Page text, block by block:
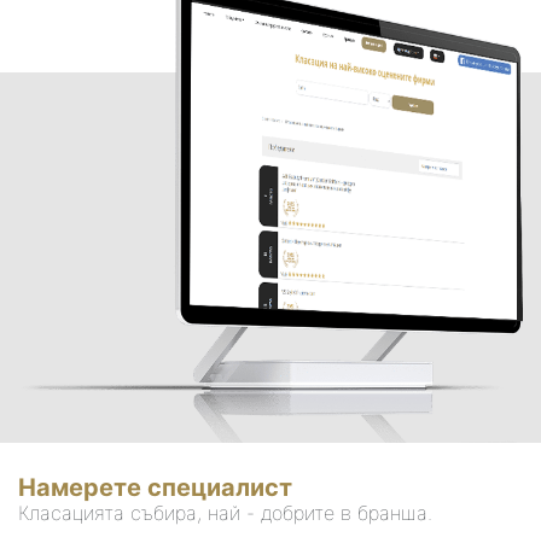
Намерете специалист
Класацията събира, най - добрите в бранша.